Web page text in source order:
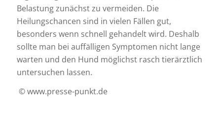
Belastung zunächst zu vermeiden. Die
Heilungschancen sind in vielen Fällen gut,
besonders wenn schnell gehandelt wird. Deshalb
sollte man bei auffälligen Symptomen nicht lange
warten und den Hund möglichst rasch tierärztlich
untersuchen lassen.
© www.presse-punkt.de